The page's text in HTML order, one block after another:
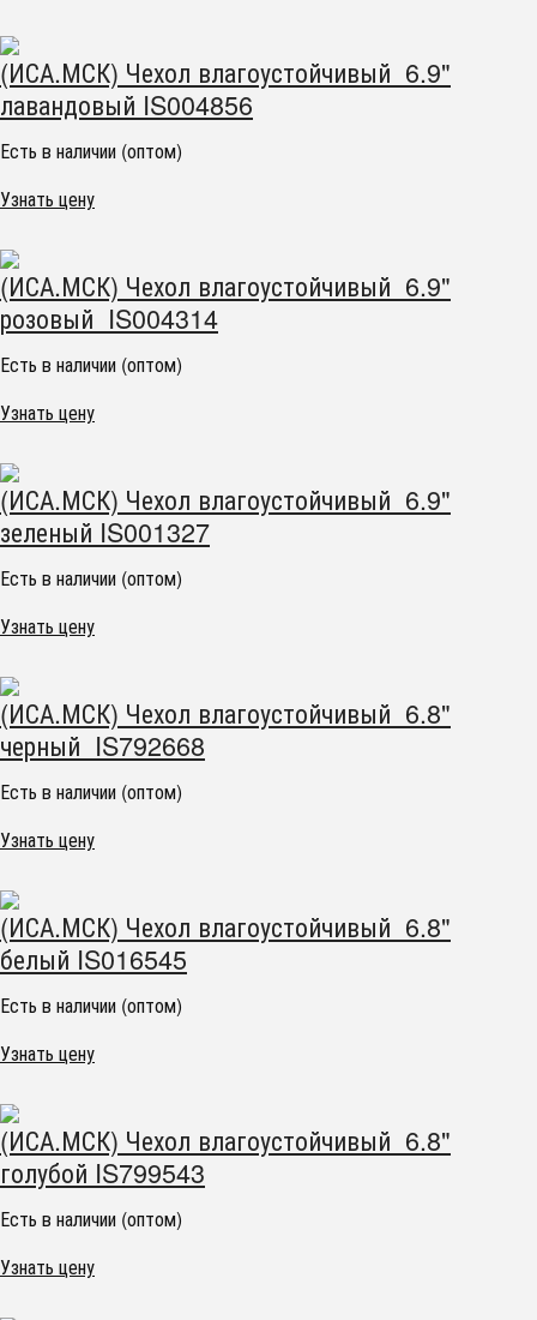
(ИСА.МСК) Чехол влагоустойчивый 6.9"
лавандовый IS004856
Есть в наличии (оптом)
Узнать цену
(ИСА.МСК) Чехол влагоустойчивый 6.9"
розовый IS004314
Есть в наличии (оптом)
Узнать цену
(ИСА.МСК) Чехол влагоустойчивый 6.9"
зеленый IS001327
Есть в наличии (оптом)
Узнать цену
(ИСА.МСК) Чехол влагоустойчивый 6.8"
черный IS792668
Есть в наличии (оптом)
Узнать цену
(ИСА.МСК) Чехол влагоустойчивый 6.8"
белый IS016545
Есть в наличии (оптом)
Узнать цену
(ИСА.МСК) Чехол влагоустойчивый 6.8"
голубой IS799543
Есть в наличии (оптом)
Узнать цену